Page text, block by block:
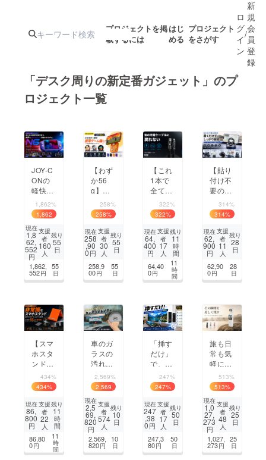
プロジェクトを掲
載するには
はじ
める
プロジェクト
をさがす
人気のプロ
注目のリ 注目の新着プロ
アート・写真 音楽
テクノロジー・ガジェット ゲーム・サ
ビジネス・起業 チャレンジ
CAMPFIRE for Social GoodCAMPFIRE Creation
CAMPFIREふるさと納税
machi-yaコミュニティ
ロ
グ
イ
ン
/
新
規
会
員
登
録
「デスク周りの新定番ガジェット」のプ
ロジェクト一覧
JOY-C
ONの
軽快さ
× フル
サイズ
級の操
作感、
Switch
2を
もっと
自由に
1,862%
1,862
%
現在
1,8
62,
552
円
支援
者
160
人
残り
55
日
1,862,
552円
55
日
【わず
か56
g】Ma
gSafe
でスマ
ホが
ゲーム
機に。
abxylu
258%
258%
現在
258
,90
0円
支援
者
30
人
残り
55
日
258,9
00円
55
日
【これ
1本で
全てを
充電】
4つの
端子に
対応し
たマル
チ充電
ケーブ
ル｜K2
2
322%
322%
現在
64,
400
円
支援
者
17
人
残り
11
時
間
64,40
0円
11
時
間
【貼り
付け不
要の新
発想】
置くだ
けでズ
レにく
い360°
回転の
マホホ
ルダー
314%
314%
現在
62,
900
円
支援
者
11
人
残り
28
日
62,90
0円
28
日
【スマ
ホスタ
ンドの
常識を
覆す】
思いど
おりの
角度に
瞬時に
固定！
｜SD1
Mini
434%
434%
現在
86,
800
円
支援
者
22
人
残り
11
時
間
86,80
0円
11
時
間
車のガ
ラスの
汚れの
根源を
掻き取
り、拭
きムラ
なく一
気にク
リアな
視界
へ！
2,569%
2,569
%
現在
2,5
69,
820
円
支援
者
574
人
残り
10
日
2,569,
820円
10
日
「挿す
だけ」
で、テ
レビに
即投
影。 設
定・ア
プリ不
要。ま
世代ミ
ラーリ
247%
247%
現在
247
,38
0円
支援
者
17
人
残り
50
日
247,3
80円
50
日
旅も日
常も気
軽に残
せる4K
Vlogカ
メラ
【AUS
EK PO
CKE
T】
513%
513%
現在
1,0
27,
273
円
支援
者
48
人
残り
25
日
1,027,
273円
25
日